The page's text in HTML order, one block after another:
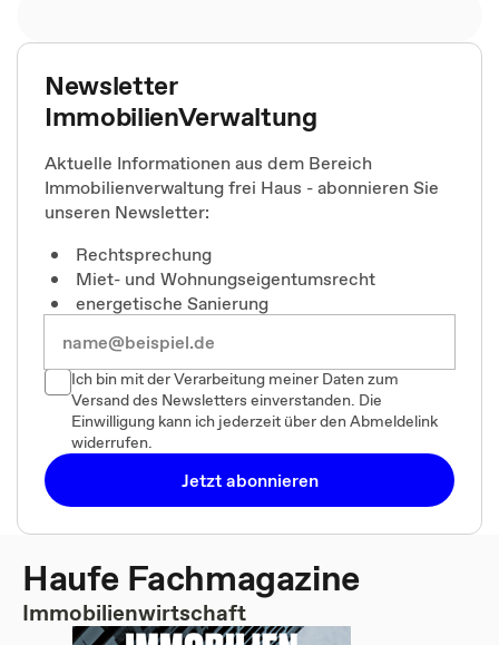
Newsletter
ImmobilienVerwaltung
Aktuelle Informationen aus dem Bereich
Immobilienverwaltung frei Haus - abonnieren Sie
unseren Newsletter:
Rechtsprechung
Miet- und Wohnungseigentumsrecht
energetische Sanierung
Ich bin mit der Verarbeitung meiner Daten zum
Versand des Newsletters einverstanden. Die
Einwilligung kann ich jederzeit über den Abmeldelink
widerrufen.
Jetzt abonnieren
Haufe Fachmagazine
Immobilienwirtschaft